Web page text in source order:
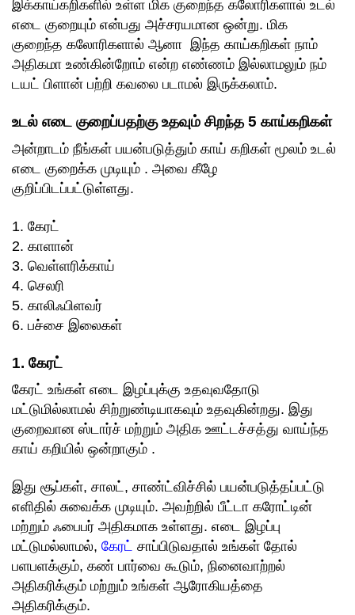
இக்காய்கறிகளில் உள்ள மிக குறைந்த கலோரிகளால் உடல்
எடை குறையும் என்பது அச்சரயமான ஒன்று. மிக
குறைந்த கலோரிகளால் ஆனா இந்த காய்கறிகள் நாம்
அதிகமா உண்கின்றோம் என்ற எண்ணம் இல்லாமலும் நம்
டயட் பிளான் பற்றி கவலை படாமல் இருக்கலாம்.
உடல் எடை குறைப்பதற்கு உதவும் சிறந்த 5 காய்கறிகள்
அன்றாடம் நீங்கள் பயன்படுத்தும் காய் கறிகள் மூலம் உடல்
எடை குறைக்க முடியும் . அவை கீழே
குறிப்பிடப்பட்டுள்ளது.
1. கேரட்
2. காளான்
3. வெள்ளரிக்காய்
4. செலரி
5. காலிஃபிளவர்
6. பச்சை இலைகள்
1. கேரட்
கேரட் உங்கள் எடை இழப்புக்கு உதவுவதோடு
மட்டுமில்லாமல் சிற்றுண்டியாகவும் உதவுகின்றது. இது
குறைவான ஸ்டார்ச் மற்றும் அதிக ஊட்டச்சத்து வாய்ந்த
காய் கறியில் ஒன்றாகும் .
இது சூப்கள், சாலட், சாண்ட்விச்சில் பயன்படுத்தப்பட்டு
எளிதில் சுவைக்க முடியும். அவற்றில் பீட்டா கரோட்டின்
மற்றும் ஃபைபர் அதிகமாக உள்ளது. எடை இழப்பு
மட்டுமல்லாமல், கேரட் சாப்பிடுவதால் உங்கள் தோல்
பளபளக்கும், கண் பார்வை கூடும், நினைவாற்றல்
அதிகரிக்கும் மற்றும் உங்கள் ஆரோகியத்தை
அதிகரிக்கும்.